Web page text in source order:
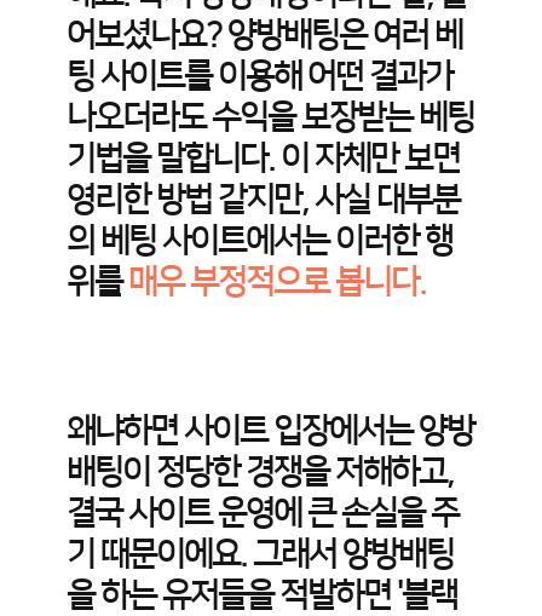
어보셨나요? 양방배팅은 여러 베
팅 사이트를 이용해 어떤 결과가
나오더라도 수익을 보장받는 베팅
기법을 말합니다. 이 자체만 보면
영리한 방법 같지만, 사실 대부분
의 베팅 사이트에서는 이러한 행
위를매우 부정적으로 봅니다.
왜냐하면 사이트 입장에서는 양방
배팅이 정당한 경쟁을 저해하고,
결국 사이트 운영에 큰 손실을 주
기 때문이에요. 그래서 양방배팅
을 하는 유저들을 적발하면 '블랙